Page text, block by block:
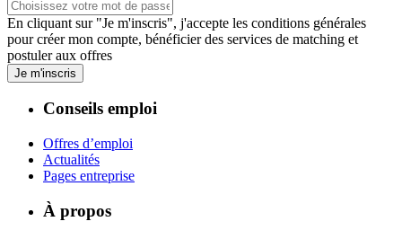
En cliquant sur "Je m'inscris", j'accepte les conditions générales
pour créer mon compte, bénéficier des services de matching et
postuler aux offres
Je m'inscris
Conseils emploi
Offres d’emploi
Actualités
Pages entreprise
À propos